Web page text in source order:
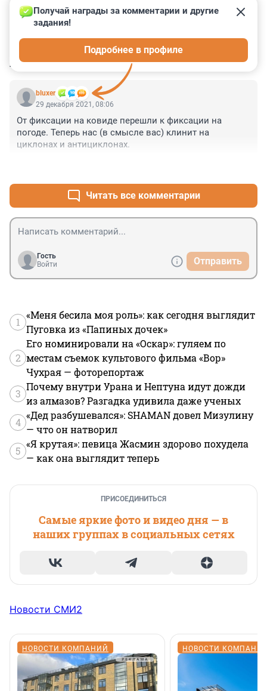
КОММЕНТАРИИ 1
bluxer
Получай награды за комментарии и другие
задания!
Подробнее в профиле
29 декабря 2021, 08:06
От фиксации на ковиде перешли к фиксации на
погоде. Теперь нас (в смысле вас) клинит на
циклонах и антициклонах.
Читать все комментарии
Гость
Войти
Отправить
1
«Меня бесила моя роль»: как сегодня выглядит
Пуговка из «Папиных дочек»
2
Его номинировали на «Оскар»: гуляем по
местам съемок культового фильма «Вор»
Чухрая — фоторепортаж
3
Почему внутри Урана и Нептуна идут дожди
из алмазов? Разгадка удивила даже ученых
4
«Дед разбушевался»: SHAMAN довел Мизулину
— что он натворил
5
«Я крутая»: певица Жасмин здорово похудела
— как она выглядит теперь
ПРИСОЕДИНИТЬСЯ
Самые яркие фото и видео дня — в
наших группах в социальных сетях
Новости СМИ2
НОВОСТИ КОМПАНИЙ НОВОСТИ